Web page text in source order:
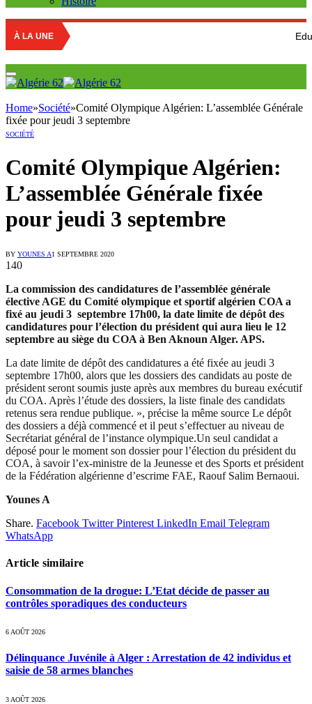
À LA UNE Education
Home»Société»Comité Olympique Algérien: L’assemblée Générale
fixée pour jeudi 3 septembre
SOCIÉTÉ
Comité Olympique Algérien:
L’assemblée Générale fixée
pour jeudi 3 septembre
BY YOUNES A1 SEPTEMBRE 2020
140
La commission des candidatures de l’assemblée générale
élective AGE du Comité olympique et sportif algérien COA a
fixé au jeudi 3 septembre 17h00, la date limite de dépôt des
candidatures pour l’élection du président qui aura lieu le 12
septembre au siège du COA à Ben Aknoun Alger. APS.
La date limite de dépôt des candidatures a été fixée au jeudi 3
septembre 17h00, alors que les dossiers des candidats au poste de
président seront soumis juste après aux membres du bureau exécutif
du COA. Après l’étude des dossiers, la liste finale des candidats
retenus sera rendue publique. », précise la même source Le dépôt
des dossiers a déjà commencé et il peut s’effectuer au niveau de
Secrétariat général de l’instance olympique.Un seul candidat a
déposé pour le moment son dossier pour l’élection du président du
COA, à savoir l’ex-ministre de la Jeunesse et des Sports et président
de la Fédération algérienne d’escrime FAE, Raouf Salim Bernaoui.
Younes A
Share. Facebook Twitter Pinterest LinkedIn Email Telegram
WhatsApp
Article similaire
Consommation de la drogue: L’Etat décide de passer au
contrôles sporadiques des conducteurs
6 AOÛT 2026
Délinquance Juvénile à Alger : Arrestation de 42 individus et
saisie de 58 armes blanches
3 AOÛT 2026